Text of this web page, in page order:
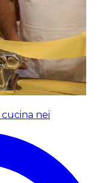
nei